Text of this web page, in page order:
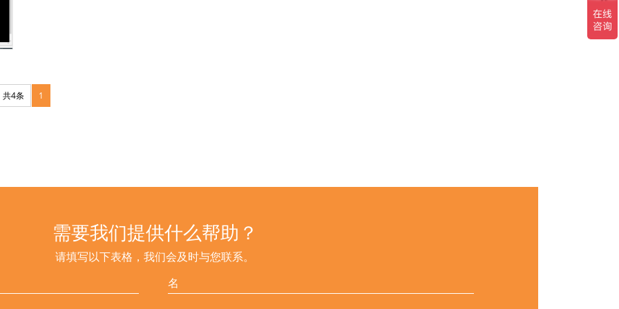
共4条 1
需要我们提供什么帮助？
请填写以下表格，我们会及时与您联系。